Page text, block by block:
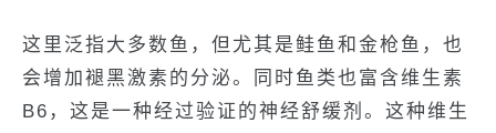
这里泛指大多数鱼，但尤其是鲑鱼和金枪鱼，也
会增加褪黑激素的分泌。同时鱼类也富含维生素
B6，这是一种经过验证的神经舒缓剂。这种维生